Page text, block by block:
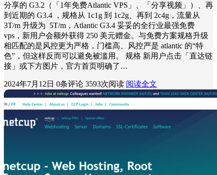
分享的 G3.2（「1年免费Atlantic VPS」、「分享视频」）、再
到近期的 G3.4 ，规格从 1c1g 到 1c2g、再到 2c4g，流量从
3T/m 升级为 5T/m，Atlantic G3.4 妥妥的全行业最强免费
vps，新用户会额外获得 250 美元赠金。与免费方案规格升级
相匹配的是风控更为严格，门槛高、风控严是 atlantic 的“特
色”，但这样反而可以避免被滥用。 规格 新用户点击「直达链
接」或下方图片，官方首页明确了…
2024年7月12日 0条评论 3593次阅读 阅读全文